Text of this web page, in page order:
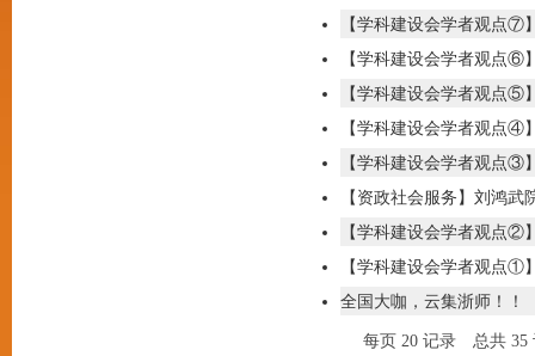
【学科建设会学者观点⑦
【学科建设会学者观点⑥
【学科建设会学者观点⑤
【学科建设会学者观点④
【学科建设会学者观点③
【资政社会服务】刘鸿
【学科建设会学者观点②
【学科建设会学者观点①
全国大咖，云集浙师！！
每页 20 记录 总共 35